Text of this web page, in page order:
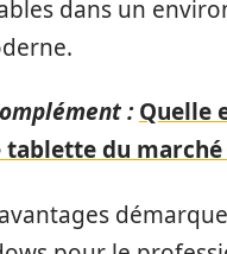
dans un
: Quelle
du marché